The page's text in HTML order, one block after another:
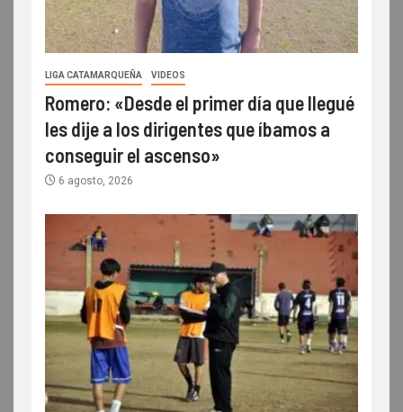
LIGA CATAMARQUEÑA VIDEOS
Romero: «Desde el primer día que llegué
les dije a los dirigentes que íbamos a
conseguir el ascenso»
6 agosto, 2026